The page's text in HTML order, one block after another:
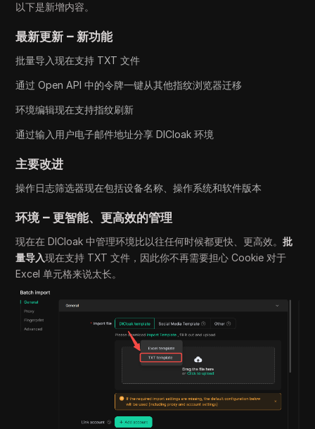
以下是新增内容。
最新更新 – 新功能
批量导入现在支持 TXT 文件
通过 Open API 中的令牌一键从其他指纹浏览器迁移
环境编辑现在支持指纹刷新
通过输入用户电子邮件地址分享 DICloak 环境
主要改进
操作日志筛选器现在包括设备名称、操作系统和软件版本
环境 – 更智能、更高效的管理
现在在 DICloak 中管理环境比以往任何时候都更快、更高效。批
量导入现在支持 TXT 文件，因此你不再需要担心 Cookie 对于
Excel 单元格来说太长。